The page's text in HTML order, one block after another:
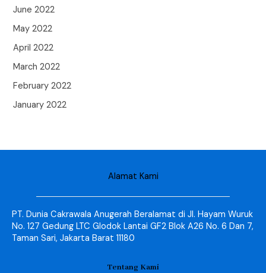
June 2022
May 2022
April 2022
March 2022
February 2022
January 2022
Alamat Kami
PT. Dunia Cakrawala Anugerah Beralamat di Jl. Hayam Wuruk
No. 127 Gedung LTC Glodok Lantai GF2 Blok A26 No. 6 Dan 7,
Taman Sari, Jakarta Barat 11180
Tentang Kami